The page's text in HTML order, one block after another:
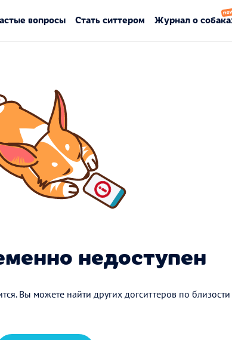
вопросы Стать ситтером Журнал о
недоступен
Вы можете найти других догситтеров по близости